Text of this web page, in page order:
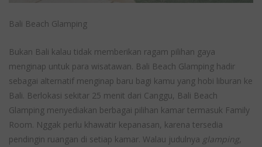
Bali Beach Glamping
Bukan Bali kalau tidak memberikan ragam pilihan gaya
menginap untuk para wisatawan. Bali Beach Glamping hadir
sebagai alternatif menginap baru bagi kamu yang hobi liburan ke
Bali. Berlokasi sekitar 25 menit dari Canggu, Bali Beach
Glamping menyediakan berbagai pilihan kamar termasuk Family
Room. Nggak perlu khawatir kepanasan, karena tersedia
pendingin ruangan di setiap kamar. Walau judulnya glamping,